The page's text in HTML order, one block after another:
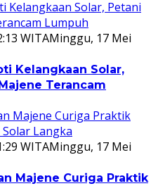
WITAMinggu, 17 Mei
Kelangkaan Solar,
Terancam
WITAMinggu, 17 Mei
Majene Curiga Praktik